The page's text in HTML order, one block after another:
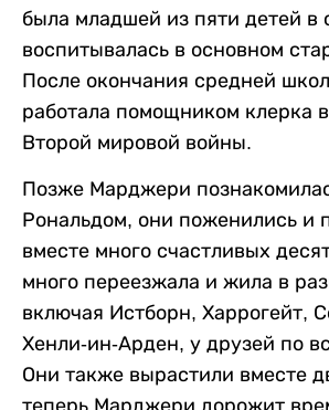
была младшей из пяти детей в
воспитывалась в основном
После окончания средней
работала помощником клерка
Второй мировой войны.
Позже Марджери
Рональдом, они поженились и
вместе много счастливых
много переезжала и жила в
включая Истборн, Харрогейт,
Хенли-ин-Арден, у друзей по
Они также вырастили вместе
теперь Марджери дорожит